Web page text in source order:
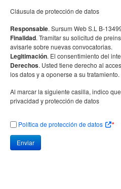
Cláusula de protección de datos
Responsable. Sursum Web S.L B-
Finalidad. Tramitar su solicitud de
avisarle sobre nuevas convocatorias.
Legitimación. El consentimiento del
Derechos. Usted tiene derecho al
los datos y a oponerse a su tratamiento.
Al marcar la siguiente casilla, indico
privacidad y protección de datos
Política de protección de datos *
Enviar